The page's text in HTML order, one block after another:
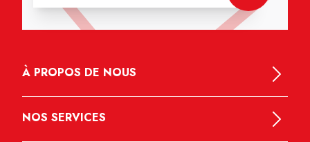
À PROPOS DE NOUS
NOS SERVICES